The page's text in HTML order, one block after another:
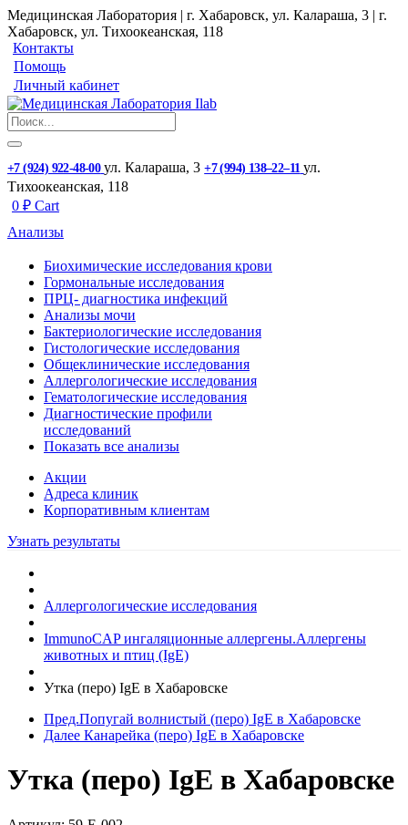
Медицинская Лаборатория | г. Хабаровск, ул. Калараша, 3 | г.
Хабаровск, ул. ​Тихоокеанская, 118
Контакты
Помощь
Личный кабинет
+7 (924) 922-48-00 ул. ​Калараша, 3 +7 (994) 138‒22‒11 ул. ​
Тихоокеанская, 118
0 ₽ Cart
Анализы
Биохимические исследования крови
Гормональные исследования
ПРЦ- диагностика инфекций
Анализы мочи
Бактериологические исследования
Гистологические исследования
Общеклинические исследования
Аллергологические исследования
Гематологические исследования
Диагностические профили
исследований
Показать все анализы
Акции
Адреса клиник
Кoрпоративным клиентам
Узнать результаты
Аллергологические исследования
ImmunoCAP ингаляционные аллергены.Аллергены
животных и птиц (IgE)
Утка (перо) IgE в Хабаровске
Пред.Попугай волнистый (перо) IgE в Хабаровске
Далее Канарейка (перо) IgE в Хабаровске
Утка (перо) IgE в Хабаровске